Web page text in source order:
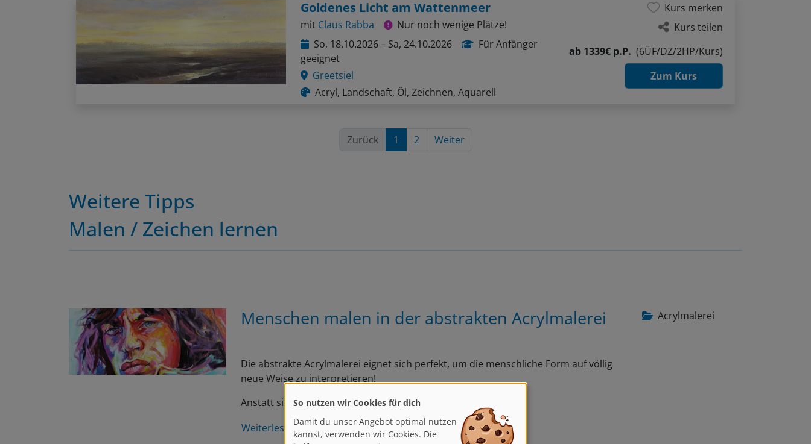
Goldenes Licht am Wattenmeer
mit Claus Rabba
Nur noch wenige Plätze!
So, 18.10.2026 – Sa, 24.10.2026
Für Anfänger
geeignet
Greetsiel
Acryl, Landschaft, Öl, Zeichnen, Aquarell
Kurs merken
Kurs teilen
ab 1339€ p.P. (6ÜF/DZ/2HP/Kurs)
Zum Kurs
Zurück 1 2 Weiter
Weitere Tipps
Malen / Zeichen lernen
Acrylmalerei
Menschen malen in der abstrakten Acrylmalerei
Die abstrakte Acrylmalerei eignet sich perfekt, um die menschliche Form auf völlig
neue Weise zu interpretieren!
Anstatt sich auf realistische…
Weiterlesen
Damit du unser Angebot optimal nutzen
kannst, verwenden wir Cookies. Die
helfen uns, unsere Dienste zu